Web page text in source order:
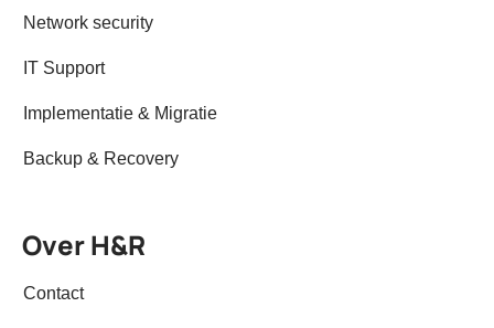
Network security
IT Support
Implementatie & Migratie
Backup & Recovery
Over H&R
Contact